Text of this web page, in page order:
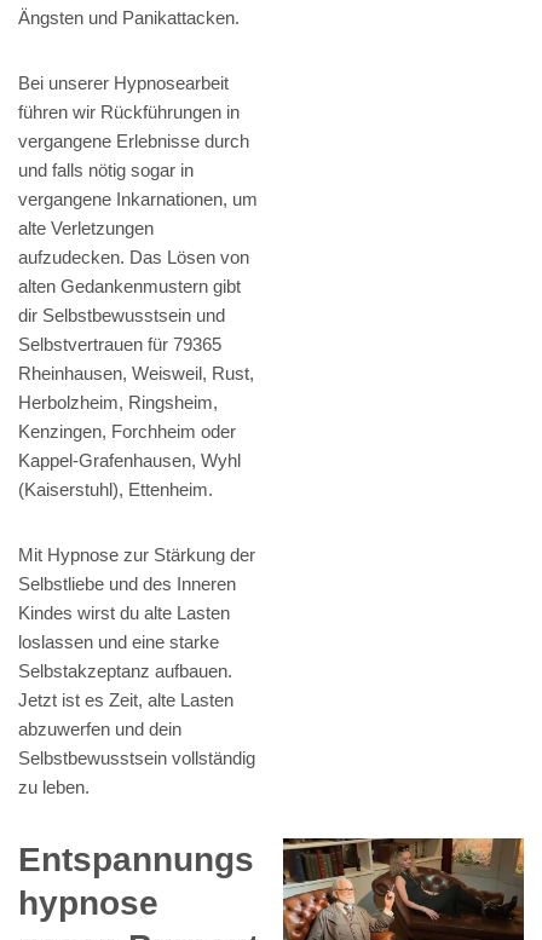
Ängsten und Panikattacken.
Bei unserer Hypnosearbeit
führen wir Rückführungen in
vergangene Erlebnisse durch
und falls nötig sogar in
vergangene Inkarnationen, um
alte Verletzungen
aufzudecken. Das Lösen von
alten Gedankenmustern gibt
dir Selbstbewusstsein und
Selbstvertrauen für 79365
Rheinhausen, Weisweil, Rust,
Herbolzheim, Ringsheim,
Kenzingen, Forchheim oder
Kappel-Grafenhausen, Wyhl
(Kaiserstuhl), Ettenheim.
Mit Hypnose zur Stärkung der
Selbstliebe und des Inneren
Kindes wirst du alte Lasten
loslassen und eine starke
Selbstakzeptanz aufbauen.
Jetzt ist es Zeit, alte Lasten
abzuwerfen und dein
Selbstbewusstsein vollständig
zu leben.
Entspannungs
hypnose